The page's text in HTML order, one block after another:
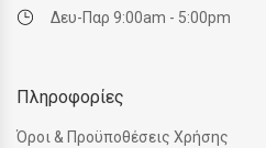
Δευ-Παρ 9:00am - 5:00pm
Πληροφορίες
Όροι & Προϋποθέσεις Χρήσης